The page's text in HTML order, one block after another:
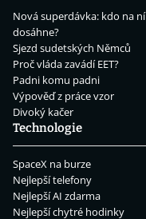
Nová superdávka: kdo na ní
dosáhne?
Sjezd sudetských Němců
Proč vláda zavádí EET?
Padni komu padni
Výpověď z práce vzor
Divoký kačer
Technologie
SpaceX na burze
Nejlepší telefony
Nejlepší AI zdarma
Nejlepší chytré hodinky